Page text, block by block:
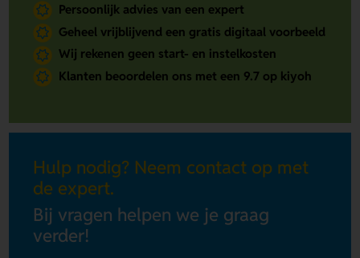
Persoonlijk advies van een expert
Geheel vrijblijvend een gratis digitaal voorbeeld
Wij rekenen geen start- en instelkosten
Klanten beoordelen ons met een 9.7 op kiyoh
Hulp nodig? Neem contact op met
de expert.
Bij vragen helpen we je graag
verder!